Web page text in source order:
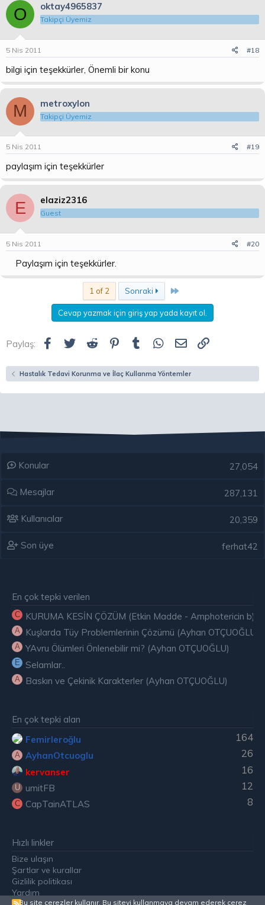
O oktay4965837
Takipçi Üyemiz
5 Nis 2011 #18
bilgi için teşekkürler, Önemli bir konu
M metroxylon
Takipçi Üyemiz
5 Nis 2011 #19
paylaşım için teşekkürler
E elaziz2316
Guest
5 Nis 2011 #20
Paylaşım için teşekkürler.
1 of 2 Sonraki Son
Cevap yazmak için giriş yap yada kayıt ol.
Paylaş: Facebook
TwitterReddit Pinterest
Tumblr WhatsApp
E-postaLink
Hastalık Tedavi Korunma ve İlaç Kullanma Yöntemler
Konular 27,054
Mesajlar 287,131
Kullanıcılar 20,359
Son üye ferhat42
En çok tepki verilen
C KURUMA KESİN ÇÖZÜM (Etkin Madde - Amphotericin b)
A Kuşlarda Tüy Problemlerinin Çözümü (Ayhan OTÇUOĞLU)
A YAvru Ölümleri Önlenebilir mi? (Ayhan OTÇUOĞLU)
E Selamlar..
A Baskın ve Çekinik Karakterler (Ayhan OTÇUOĞLU)
En çok tepki alan
164
Femirleroğlu
A 26
AyhanOtcuoglu
16
kervanser
U 12
umitFB
C 8
CapTainATLAS
Hızlı linkler
Bize ulaşın
Şartlar ve kurallar
Gizlilik politikası
Yardım
Bu site çerezler kullanır. Bu siteyi kullanmaya devam ederek çerez